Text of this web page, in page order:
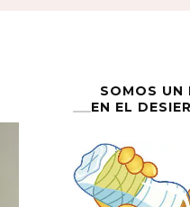
SOMOS UN
EN EL